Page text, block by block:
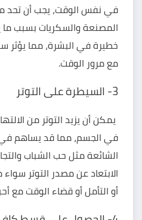
في نفس الوقت، يجب أن تحد
المصنعة والسكريات بسبب ما
خطيرة في البشرة، مما يؤثر
مع مرور الوقت.
3- السيطرة على التوتر
يمكن أن يزيدالتوتر من
في الجسم، مما قد يساهم
الشائعة مثل حب الشباب
الابتعاد عن مصدر التوتر
أو التأمل أو قضاء الوقت مع